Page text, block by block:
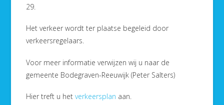
29.
Het verkeer wordt ter plaatse begeleid door
verkeersregelaars.
Voor meer informatie verwijzen wij u naar de
gemeente Bodegraven-Reeuwijk (Peter Salters)
Hier treft u hetverkeersplan aan.